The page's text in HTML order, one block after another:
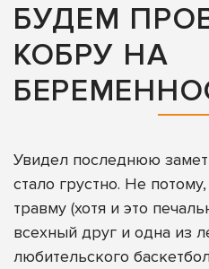
БУДЕМ
КОБРУ НА
Увидел последнюю
стало грустно. Не
травму (хотя и это
всехный друг и одна из
любительского